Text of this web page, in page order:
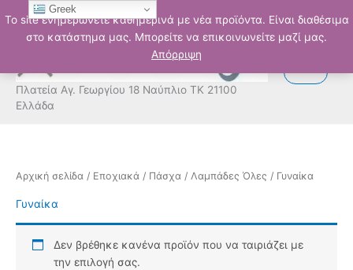
Το site ενημερώνετε καθημερινά με νέα προϊόντα. Είναι διαθέσιμα
στο κατάστημα μας. Μπορείτε να επικοινωνείτε μαζί μας.
Απόρριψη
Μετάβαση
στο
περιεχόμενο
Πλατεία Αγ. Γεωργίου 18 Ναύπλιο ΤΚ 21100
Ελλάδα
Αρχική σελίδα / Εποχιακά / Πάσχα / Λαμπάδες Όλες / Γυναίκα
Γυναίκα
Δεν βρέθηκε κανένα προϊόν που να ταιριάζει με
την επιλογή σας.
Greek